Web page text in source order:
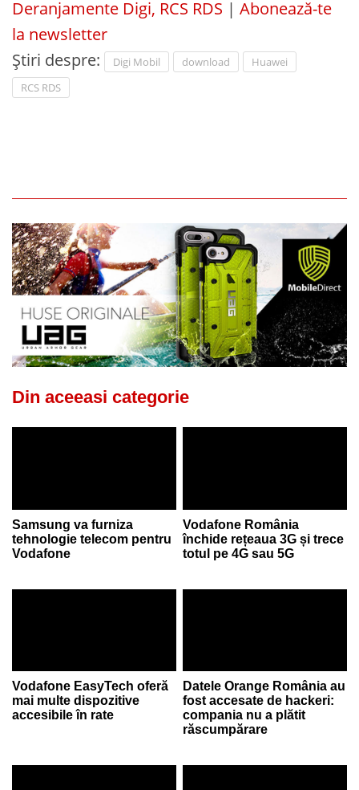
Deranjamente Digi, RCS RDS | Abonează-te
la newsletter
Știri despre:
Digi Mobil download
Huawei
RCS RDS
Din aceeasi categorie
Samsung va furniza
tehnologie telecom pentru
Vodafone
Vodafone România
închide rețeaua 3G și trece
totul pe 4G sau 5G
Vodafone EasyTech oferă
mai multe dispozitive
accesibile în rate
Datele Orange România au
fost accesate de hackeri:
compania nu a plătit
răscumpărare